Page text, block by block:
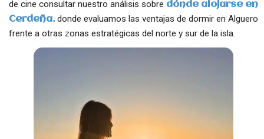
de cine consultar nuestro análisis sobre dónde alojarse en
Cerdeña, donde evaluamos las ventajas de dormir en Alguero
frente a otras zonas estratégicas del norte y sur de la isla.